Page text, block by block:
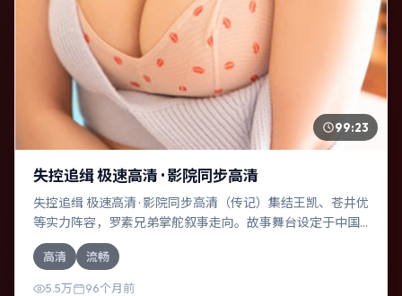
99:23
失控追缉 极速高清 · 影院同步高清
失控追缉 极速高清 · 影院同步高清（传记）集结王凯、苍井优
等实力阵容，罗素兄弟掌舵叙事走向。故事舞台设定于中国
台湾，围绕一次意外选择展开连锁反应；配乐与色彩高度服
务于主题，结尾留白耐人寻味。
高清 流畅
5.5万 96个月前